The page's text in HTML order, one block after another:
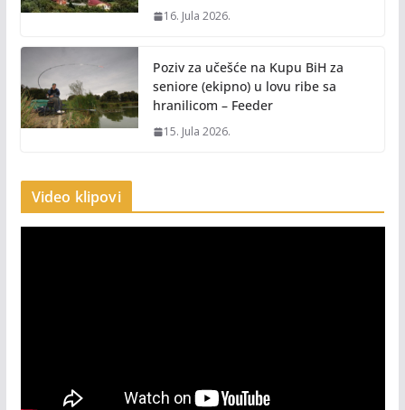
16. Jula 2026.
Poziv za učešće na Kupu BiH za
seniore (ekipno) u lovu ribe sa
hranilicom – Feeder
15. Jula 2026.
Video klipovi